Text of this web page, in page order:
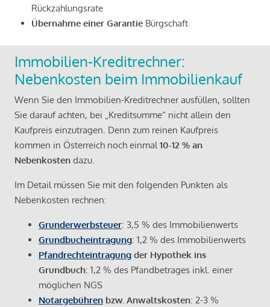
Rückzahlungsrate
Übernahme einer Garantie Bürgschaft
Immobilien-Kreditrechner:
Nebenkosten beim Immobilienkauf
Wenn Sie den Immobilien-Kreditrechner ausfüllen, sollten
Sie darauf achten, bei „Kreditsumme“ nicht allein den
Kaufpreis einzutragen. Denn zum reinen Kaufpreis
kommen in Österreich noch einmal10-12 % an
Nebenkosten dazu.
Im Detail müssen Sie mit den folgenden Punkten als
Nebenkosten rechnen:
Grunderwerbsteuer: 3,5 % des Immobilienwerts
Grundbucheintragung: 1,2 % des Immobilienwerts
Pfandrechteintragung der Hypothek ins
Grundbuch: 1,2 % des Pfandbetrages inkl. einer
möglichen NGS
Notargebühren bzw. Anwaltskosten: 2-3 %